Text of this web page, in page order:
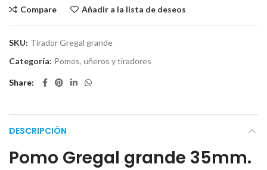
Compare Añadir a la lista de deseos
SKU: Tirador Gregal grande
Categoría: Pomos, uñeros y tiradores
Share
DESCRIPCIÓN
Pomo Gregal grande 35mm.